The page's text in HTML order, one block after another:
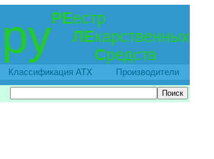
РЕестр
ЛЕкарственных
Средств
Классификация АТХ Производители